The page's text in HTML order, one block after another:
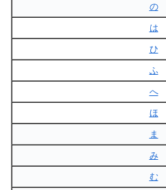
の
は
ひ
ふ
へ
ほ
ま
み
む